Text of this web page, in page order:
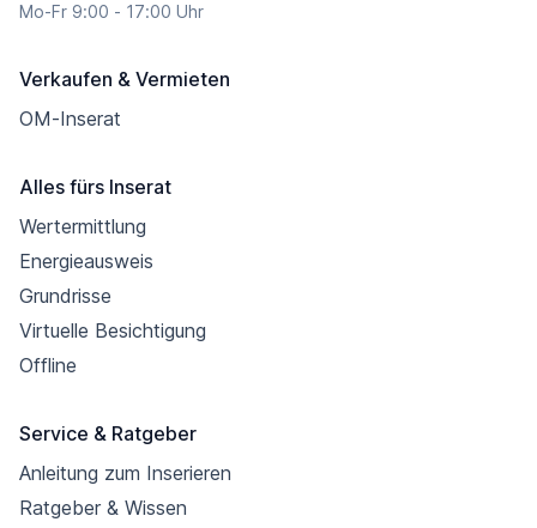
Mo-Fr 9:00 - 17:00 Uhr
Verkaufen & Vermieten
OM-Inserat
Alles fürs Inserat
Wertermittlung
Energieausweis
Grundrisse
Virtuelle Besichtigung
Offline
Service & Ratgeber
Anleitung zum Inserieren
Ratgeber & Wissen